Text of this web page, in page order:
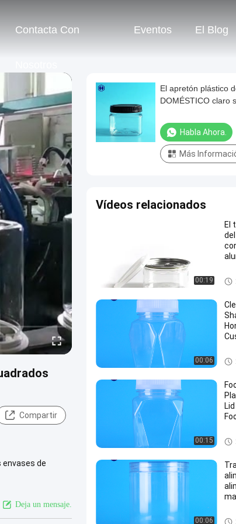
Contacta Con Eventos El Blog
Compartir
envases de
Deja un mensaje.
El apretón plástico
DOMÉSTICO claro
tapas 420ML 14OZ
Habla Ahora.
Más
Vídeos relacionados
00:19
El
El
00:06
00:15
00:06